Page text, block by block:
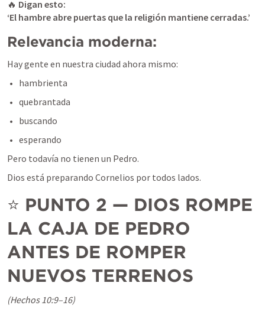
🔥 Digan esto:
‘El hambre abre puertas que la religión mantiene cerradas.’
Relevancia moderna:
Hay gente en nuestra ciudad ahora mismo:
hambrienta
quebrantada
buscando
esperando
Pero todavía no tienen un Pedro.
Dios está preparando Cornelios por todos lados.
⭐ PUNTO 2 — DIOS ROMPE
LA CAJA DE PEDRO
ANTES DE ROMPER
NUEVOS TERRENOS
(Hechos 10:9–16)